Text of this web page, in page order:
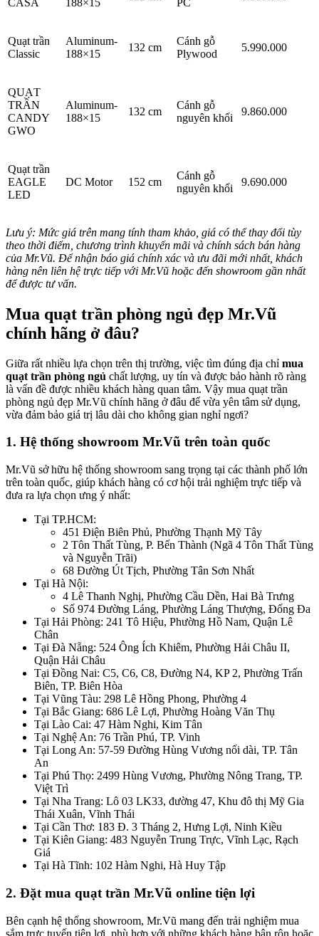
Quạt trần
Classic
Aluminum-
188×15
132 cm
Cánh gỗ
Plywood
5.990.000
QUẠT
TRẦN
CANDY
GWO
Aluminum-
188×15
132 cm
Cánh gỗ
nguyên khối
9.860.000
Quạt trần
EAGLE
LED
DC Motor 152 cm
Cánh gỗ
nguyên khối
9.690.000
Lưu ý: Mức giá trên mang tính tham khảo, giá có thể thay đổi tùy
theo thời điểm, chương trình khuyến mãi và chính sách bán hàng
của Mr.Vũ. Để nhận báo giá chính xác và ưu đãi mới nhất, khách
hàng nên liên hệ trực tiếp với Mr.Vũ hoặc đến showroom gần nhất
để được tư vấn.
Mua quạt trần phòng ngủ đẹp Mr.Vũ
chính hãng ở đâu?
Giữa rất nhiều lựa chọn trên thị trường, việc tìm đúng địa chỉ mua
quạt trần phòng ngủ chất lượng, uy tín và được bảo hành rõ ràng
là vấn đề được nhiều khách hàng quan tâm. Vậy mua quạt trần
phòng ngủ đẹp Mr.Vũ chính hãng ở đâu để vừa yên tâm sử dụng,
vừa đảm bảo giá trị lâu dài cho không gian nghỉ ngơi?
1. Hệ thống showroom Mr.Vũ trên toàn quốc
Mr.Vũ sở hữu hệ thống showroom sang trọng tại các thành phố lớn
trên toàn quốc, giúp khách hàng có cơ hội trải nghiệm trực tiếp và
đưa ra lựa chọn ưng ý nhất:
Tại TP.HCM:
451 Điện Biên Phủ, Phường Thạnh Mỹ Tây
2 Tôn Thất Tùng, P. Bến Thành (Ngã 4 Tôn Thất Tùng
và Nguyễn Trãi)
68 Đường Út Tịch, Phường Tân Sơn Nhất
Tại Hà Nội:
4 Lê Thanh Nghị, Phường Cầu Dền, Hai Bà Trưng
Số 974 Đường Láng, Phường Láng Thượng, Đống Đa
Tại Hải Phòng: 241 Tô Hiệu, Phường Hồ Nam, Quận Lê
Chân
Tại Đà Nẵng: 524 Ông Ích Khiêm, Phường Hải Châu II,
Quận Hải Châu
Tại Đồng Nai: C5, C6, C8, Đường N4, KP 2, Phường Trấn
Biên, TP. Biên Hòa
Tại Vũng Tàu: 298 Lê Hồng Phong, Phường 4
Tại Bắc Giang: 686 Lê Lợi, Phường Hoàng Văn Thụ
Tại Lào Cai: 47 Hàm Nghi, Kim Tân
Tại Nghệ An: 76 Trần Phú, TP. Vinh
Tại Long An: 57-59 Đường Hùng Vương nối dài, TP. Tân
An
Tại Phú Thọ: 2499 Hùng Vương, Phường Nông Trang, TP.
Việt Trì
Tại Nha Trang: Lô 03 LK33, đường 47, Khu đô thị Mỹ Gia
Thái Xuân, Vĩnh Thái
Tại Cần Thơ: 183 Đ. 3 Tháng 2, Hưng Lợi, Ninh Kiều
Tại Kiên Giang: 483 Nguyễn Trung Trực, Vĩnh Lạc, Rạch
Giá
Tại Hà Tĩnh: 102 Hàm Nghi, Hà Huy Tập
2. Đặt mua quạt trần Mr.Vũ online tiện lợi
Bên cạnh hệ thống showroom, Mr.Vũ mang đến trải nghiệm mua
sắm trực tuyến tiện lợi, phù hợp với những khách hàng bận rộn hoặc